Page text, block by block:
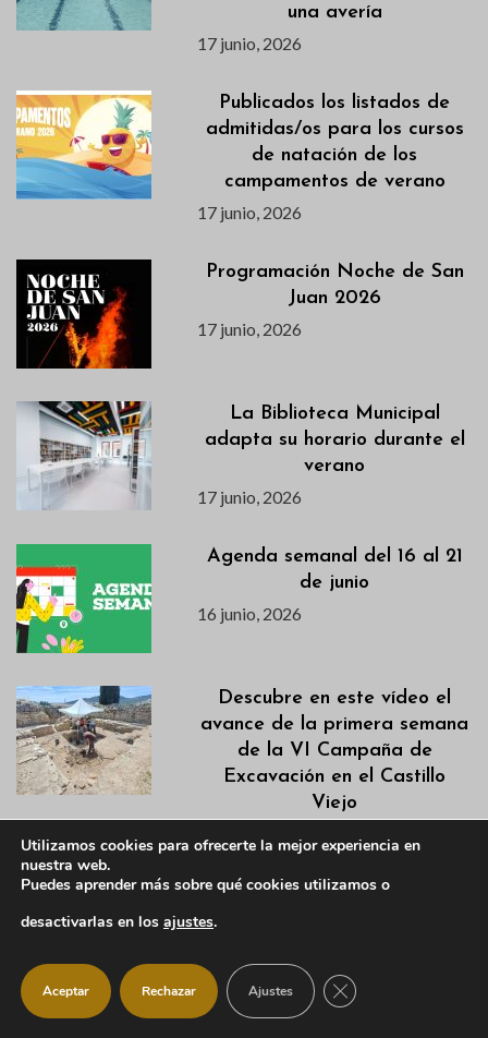
una avería
17 junio, 2026
Publicados los listados de
admitidas/os para los cursos
de natación de los
campamentos de verano
17 junio, 2026
Programación Noche de San
Juan 2026
17 junio, 2026
La Biblioteca Municipal
adapta su horario durante el
verano
17 junio, 2026
Agenda semanal del 16 al 21
de junio
16 junio, 2026
Descubre en este vídeo el
avance de la primera semana
de la VI Campaña de
Excavación en el Castillo
Viejo
Actualización Campaña de
Utilizamos cookies para ofrecerte la mejor experiencia en
nuestra web.
Puedes aprender más sobre qué cookies utilizamos o
desactivarlas en los ajustes.
Aceptar Rechazar Ajustes CERRAR EL